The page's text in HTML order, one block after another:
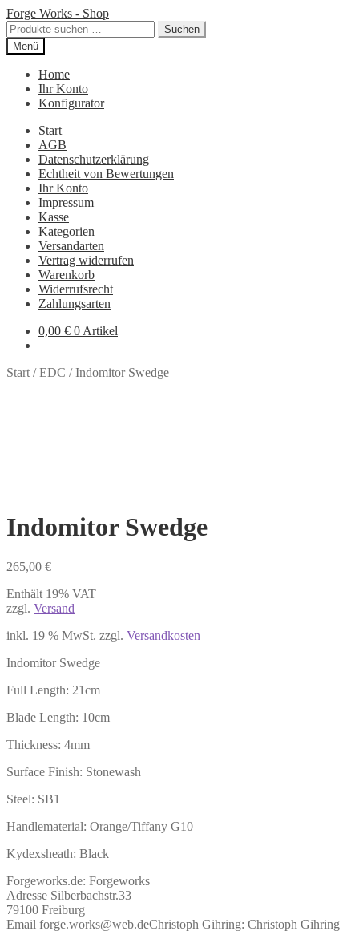
Zur
Navigation
springen
Zum
Inhalt
springen
Forge Works - Shop
Suchen
nach:
Suchen
Menü
Home
Ihr Konto
Konfigurator
Start
AGB
Datenschutzerklärung
Echtheit von Bewertungen
Ihr Konto
Impressum
Kasse
Kategorien
Versandarten
Vertrag widerrufen
Warenkorb
Widerrufsrecht
Zahlungsarten
0,00 € 0 Artikel
Start /EDC /Indomitor Swedge
Indomitor Swedge
265,00 €
Enthält 19% VAT
zzgl. Versand
inkl. 19 % MwSt. zzgl. Versandkosten
Indomitor Swedge
Full Length: 21cm
Blade Length: 10cm
Thickness: 4mm
Surface Finish: Stonewash
Steel: SB1
Handlematerial: Orange/Tiffany G10
Kydexsheath: Black
Forgeworks.de: Forgeworks
Adresse Silberbachstr.33
79100 Freiburg
Email forge.works@web.deChristoph Gihring: Christoph Gihring